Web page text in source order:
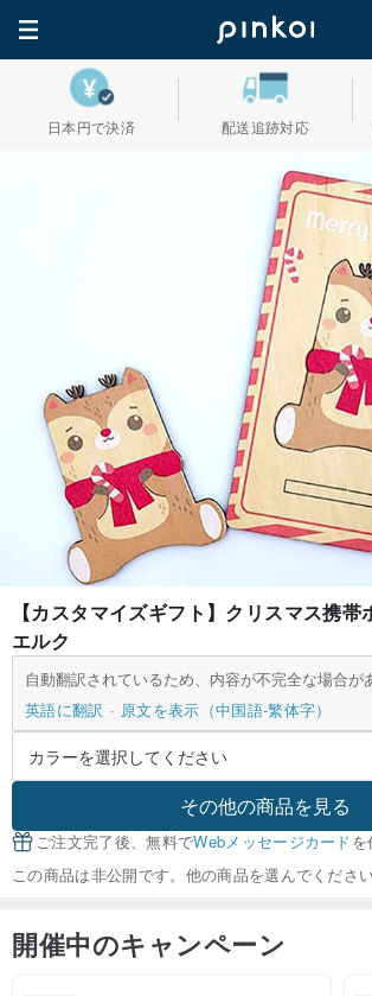
日本円で決済 配送追跡対応
【カスタマイズギフト】クリスマス携
エルク
自動翻訳されているため、内容が不完全な場合が
英語に翻訳
原文を表示（中国語-繁体字）
その他の商品を見る
ご注文完了後、無料でWebメッセージカードを
この商品は非公開です。他の商品を選んでください
開催中のキャンペーン